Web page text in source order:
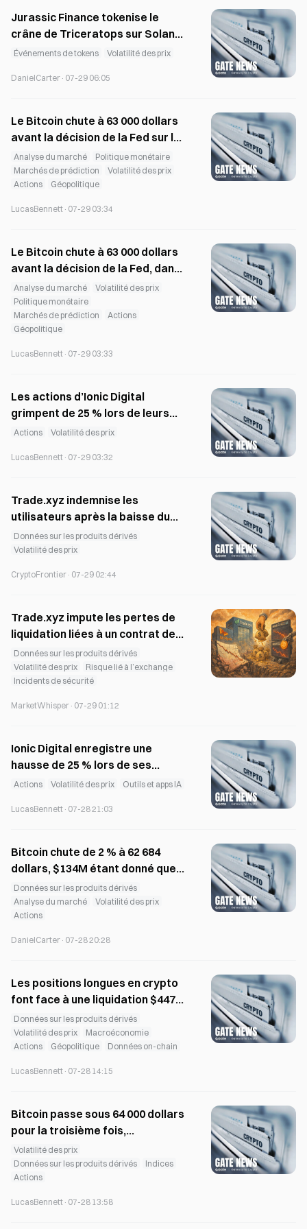
Jurassic Finance tokenise le
crâne de Triceratops sur Solana
lors de la levée de fonds de
Événements de tokens Volatilité des prix
DanielCarter · 07-29 06:05
Le Bitcoin chute à 63 000 dollars
avant la décision de la Fed sur les
taux du 29
Analyse du marché
Politique monétaire
Marchés de prédiction
Volatilité des prix
Actions
Géopolitique
LucasBennett · 07-29 03:34
Le Bitcoin chute à 63 000 dollars
avant la décision de la Fed, dans
un contexte de retards
législatifs
Analyse du marché
Volatilité des prix
Politique monétaire
Marchés de prédiction
Actions
Géopolitique
LucasBennett · 07-29 03:33
Les actions d’Ionic Digital
grimpent de 25 % lors de leurs
débuts sur le Nasdaq, la
de dollars.
Actions Volatilité des prix
LucasBennett · 07-29 03:32
Trade.xyz indemnise les
utilisateurs après la baisse du
prix de SKHYNIX sur Hyperliquid
Données sur les produits dérivés
Volatilité des prix
CryptoFrontier · 07-29 02:44
Trade.xyz impute les pertes de
liquidation liées à un contrat de
durabilité de SK Hynix, et les
ordres anormaux de NXT avant
la séance d’ouverture en
seraient la cause fondamentale
Données sur les produits dérivés
Volatilité des prix
Risque lié à l’exchange
Incidents de sécurité
MarketWhisper · 07-29 01:12
Ionic Digital enregistre une
hausse de 25 % lors de ses
débuts au Nasdaq sous le ticker
Actions Volatilité des prix Outils et apps IA
LucasBennett · 07-28 21:03
Bitcoin chute de 2 % à 62 684
dollars, $134M étant donné que
des liquidations sur les positions
longues ont lieu avant la réunion
de la Fed
Données sur les produits dérivés
Analyse du marché
Volatilité des prix
Actions
DanielCarter · 07-28 20:28
Les positions longues en crypto
font face à une liquidation $447M
, la plus importante depuis 33
jours
Données sur les produits dérivés
Volatilité des prix
Macroéconomie
Actions
Géopolitique Données on-chain
LucasBennett · 07-28 14:15
Bitcoin passe sous 64 000 dollars
pour la troisième fois,
déclenchant des liquidations
$100M
Volatilité des prix
Données sur les produits dérivés
Indices
Actions
LucasBennett · 07-28 13:58